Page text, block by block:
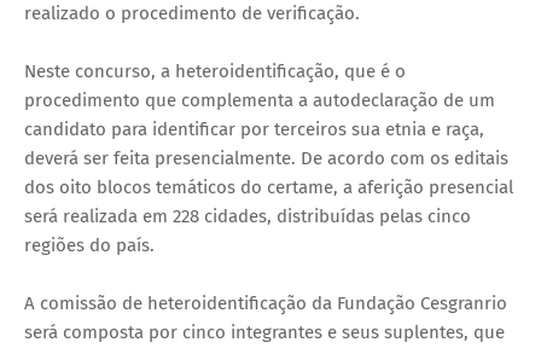
realizado o procedimento de verificação.
Neste concurso, a heteroidentificação, que é o
procedimento que complementa a autodeclaração de um
candidato para identificar por terceiros sua etnia e raça,
deverá ser feita presencialmente. De acordo com os editais
dos oito blocos temáticos do certame, a aferição presencial
será realizada em 228 cidades, distribuídas pelas cinco
regiões do país.
A comissão de heteroidentificação da Fundação Cesgranrio
será composta por cinco integrantes e seus suplentes, que